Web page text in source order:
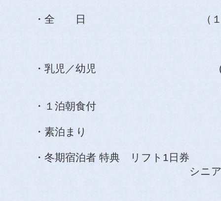
・全 日 （１泊２食
・乳児／幼児 (食事な
・１泊朝食付
・素泊まり
・冬期宿泊者 特典 リフト1日
シニア・中学生